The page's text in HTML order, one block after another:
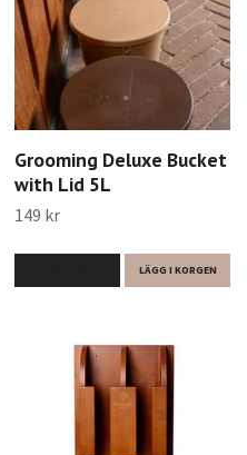
Grooming Deluxe Bucket
with Lid 5L
149 kr
LÄGG I KORGEN